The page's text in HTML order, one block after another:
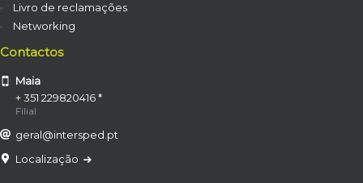
Livro de reclamações
Networking
Contactos
Maia
+ 351 229820416 *
Filial
geral@intersped.pt
Localização